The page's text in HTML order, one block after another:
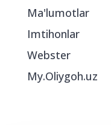
Ma'lumotlar
Imtihonlar
Webster
My.Oliygoh.uz